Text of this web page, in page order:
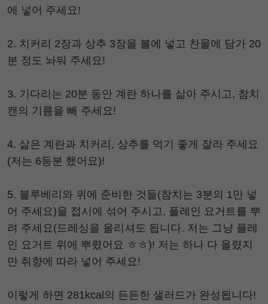
에 넣어 주세요!
2. 치커리 2장과 상추 3장을 볼에 넣고 찬물에 담가 20
분 정도 놔둬 주세요!
3. 기다리는 20분 동안 계란 하나를 삶아 주시고, 참치
캔의 기름을 빼 주세요!
4. 삶은 계란과 치커리, 상추를 먹기 좋게 잘라 주세요
(저는 6등분 했어요)!
5. 블루베리와 위에 준비한 것들(참치는 3분의 1만 넣
어 주세요)을 접시에 섞어 주시고, 플레인 요거트를 뿌
려 주세요(드레싱을 올리셔도 됩니다. 저는 그냥 플레
인 요거트 위에 뿌렸어요 ㅎㅎ)! 저는 하나 다 올렸지
만 취향에 따라 넣어 주세요!
이렇게 하면 281kcal의 든든한 샐러드가 완성됩니다!